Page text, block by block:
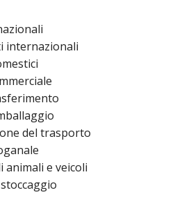
internazionali
del trasporto
animali e veicoli